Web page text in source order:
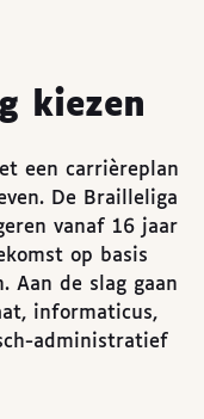
kiezen
een carrièreplan
De Brailleliga
vanaf 16 jaar
op basis
Aan de slag gaan
informaticus,
administratief